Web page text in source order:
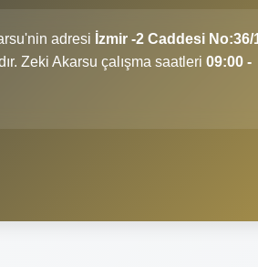
adresi İzmir -2 Caddesi No:36/
Zeki Akarsu çalışma saatleri 09:00 -